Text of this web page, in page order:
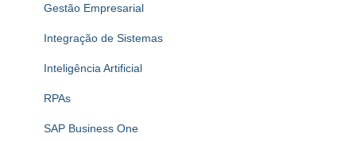
Gestão Empresarial
Integração de Sistemas
Inteligência Artificial
RPAs
SAP Business One